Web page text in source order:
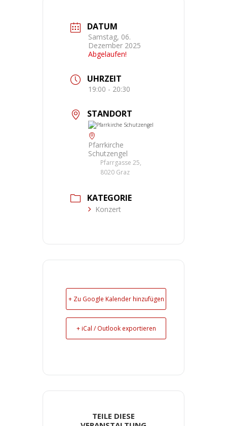
DATUM
Samstag, 06.
Dezember 2025
Abgelaufen!
UHRZEIT
19:00 - 20:30
STANDORT
Pfarrkirche
Schutzengel
Pfarrgasse 25,
8020 Graz
KATEGORIE
Konzert
+ Zu Google Kalender hinzufügen
+ iCal / Outlook exportieren
TEILE DIESE